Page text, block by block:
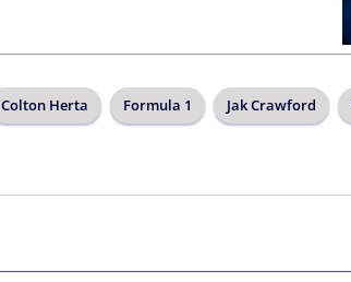
Colton Herta Formula 1 Jak Crawford